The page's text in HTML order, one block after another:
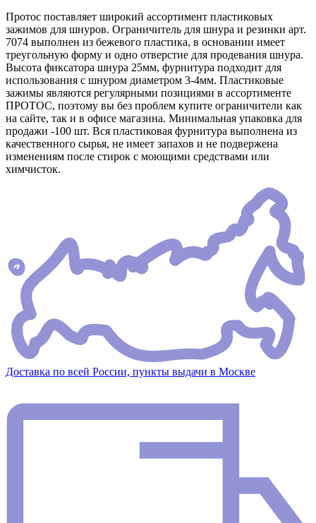
Протос поставляет широкий ассортимент пластиковых
зажимов для шнуров. Ограничитель для шнура и резинки арт.
7074 выполнен из бежевого пластика, в основании имеет
треугольную форму и одно отверстие для продевания шнура.
Высота фиксатора шнура 25мм, фурнитура подходит для
использования с шнуром диаметром 3-4мм. Пластиковые
зажимы являются регулярными позициями в ассортименте
ПРОТОС, поэтому вы без проблем купите ограничители как
на сайте, так и в офисе магазина. Минимальная упаковка для
продажи -100 шт. Вся пластиковая фурнитура выполнена из
качественного сырья, не имеет запахов и не подвержена
изменениям после стирок с моющими средствами или
химчисток.
Доставка по всей России, пункты выдачи в Москве